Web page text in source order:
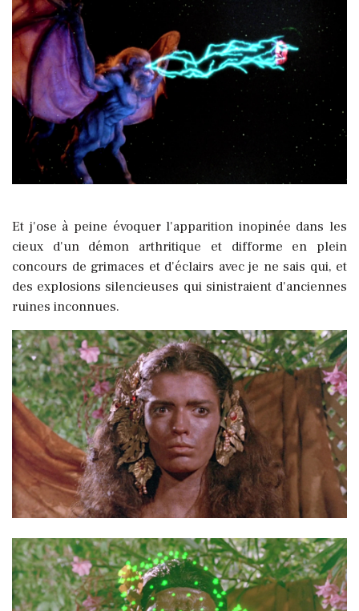
Et j'ose à peine évoquer l'apparition inopinée dans les
cieux d'un démon arthritique et difforme en plein
concours de grimaces et d'éclairs avec je ne sais qui, et
des explosions silencieuses qui sinistraient d'anciennes
ruines inconnues.